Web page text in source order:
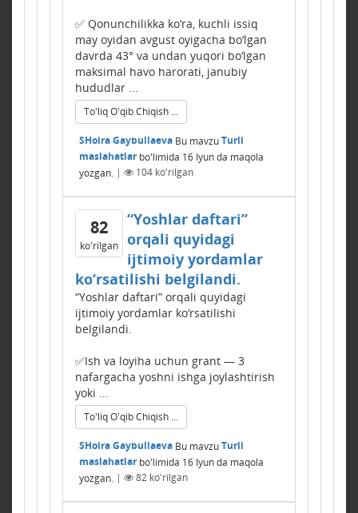
✅ Qonunchilikka ko‘ra, kuchli issiq
may oyidan avgust oyigacha bo‘lgan
davrda 43° va undan yuqori bo‘lgan
maksimal havo harorati, janubiy
hududlar ...
To'liq O'qib Chiqish ...
SHoira Gaybullaeva Bu mavzuTurli
maslahatlarbo'limida 16 Iyunda maqola
yozgan. | 104 ko'rilgan
82
ko'rilgan
“Yoshlar daftari”
orqali quyidagi
ijtimoiy yordamlar
ko‘rsatilishi belgilandi.
“Yoshlar daftari” orqali quyidagi
ijtimoiy yordamlar ko‘rsatilishi
belgilandi.
✅Ish va loyiha uchun grant — 3
nafargacha yoshni ishga joylashtirish
yoki ...
To'liq O'qib Chiqish ...
SHoira Gaybullaeva Bu mavzuTurli
maslahatlarbo'limida 16 Iyunda maqola
yozgan. | 82 ko'rilgan